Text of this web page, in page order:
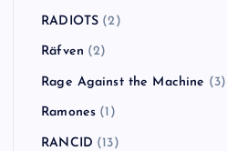
RADIOTS (2)
Räfven (2)
Rage Against the Machine (3)
Ramones (1)
RANCID (13)